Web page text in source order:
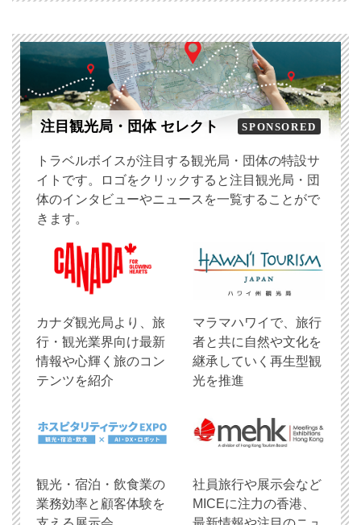
注目観光局・団体 セレクト SPONSORED
トラベルボイスが注目する観光局・団体の特設サ
イトです。ロゴをクリックすると注目観光局・団
体のインタビューやニュースを一覧することがで
きます。
​カナダ観光局より、旅
行・観光業界向け最新
情報や心輝く旅のコン
テンツを紹介
マラマハワイで、旅行
者と共に自然や文化を
継承していく再生型観
光を推進
観光・宿泊・飲食業の
業務効率と顧客体験を
社員旅行や展示会など
MICEに注力の香港、